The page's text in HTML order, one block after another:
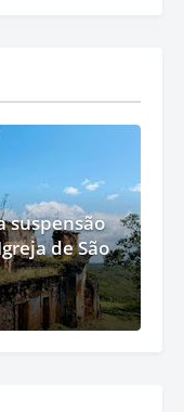
suspensão
de São